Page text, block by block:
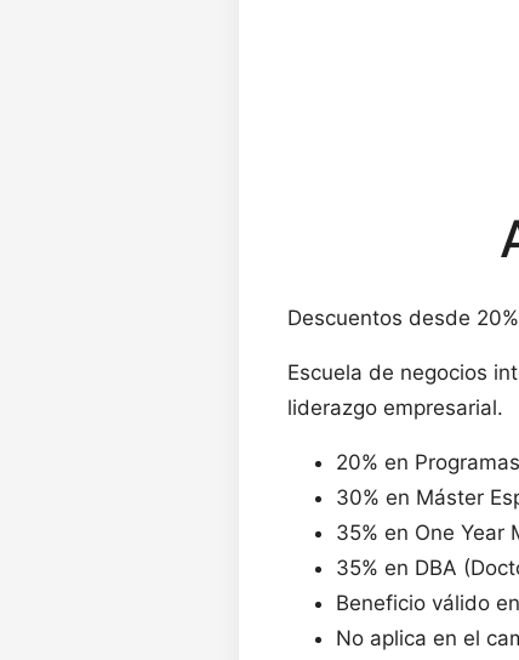
Descuentos desde
Escuela de negocios
liderazgo empresarial.
20% en
30% en Máster
35% en One Year
35% en DBA
Beneficio válido
No aplica en el